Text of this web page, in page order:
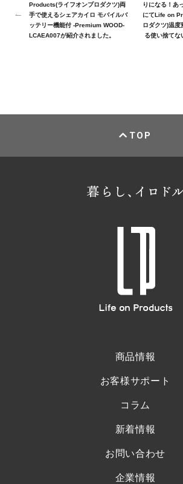
Products(ライフオンプロダクツ)両
手で使えるシェアカイロ モバイルバ
ッテリー機能付 -Premium WOOD-
LCAEA007が紹介されました。
りになる！あ
にてLife on
ロダクツ)温度
る使い捨てな
TOP
商品情報
お客様サポート
コラム
新着情報
お問い合わせ
企業情報